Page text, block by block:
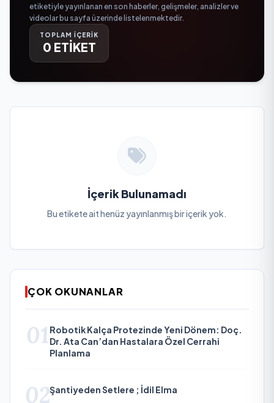
etiketiyle yayınlanan en son haberler, gelişmeler, analizler ve
videolar bu sayfa üzerinde listelenmektedir.
TOPLAM İÇERİK
0 ETİKET
İçerik Bulunamadı
Bu etikete ait henüz yayınlanmış bir içerik yok.
ÇOK OKUNANLAR
01 Robotik Kalça Protezinde Yeni Dönem: Doç.
Dr. Ata Can’dan Hastalara Özel Cerrahi
Planlama
02Şantiyeden Setlere ; İdil Elma